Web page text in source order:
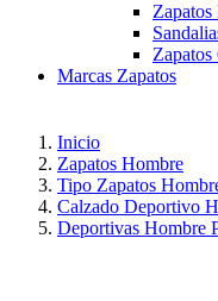
Marcas Zapatos
Inicio
Zapatos Hombre
Tipo Zapatos
Calzado Deportivo
Deportivas Hombre